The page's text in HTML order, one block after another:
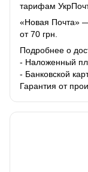
тарифам
«Новая Почта»
от 70 грн.
Подробнее о
- Наложенный
- Банковской
Гарантия от